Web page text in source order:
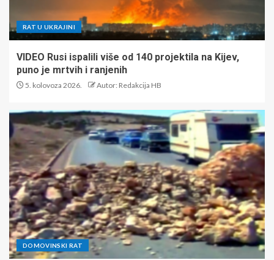
RAT U UKRAJINI
VIDEO Rusi ispalili više od 140 projektila na Kijev,
puno je mrtvih i ranjenih
5. kolovoza 2026. Autor: Redakcija HB
DOMOVINSKI RAT